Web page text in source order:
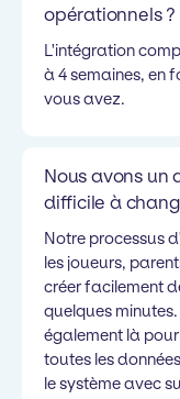
opérationnels ?
L'intégration
à 4 semaines, en
vous avez.
Nous avons un
difficile à
Notre processus
les joueurs,
créer facilement
quelques
également là
toutes les
le système avec